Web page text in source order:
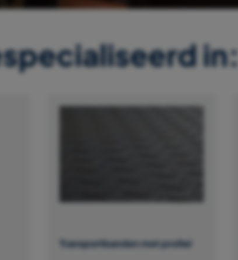
in:
Transportbanden met profiel